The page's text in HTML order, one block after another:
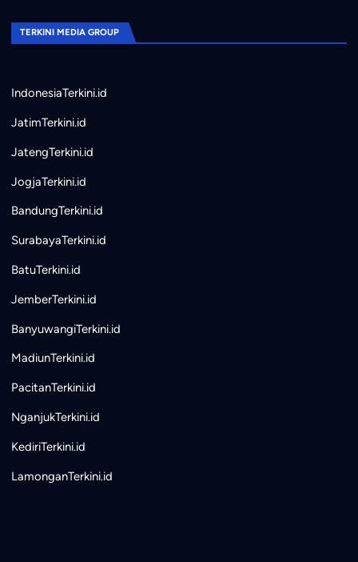
TERKINI MEDIA GROUP
IndonesiaTerkini.id
JatimTerkini.id
JatengTerkini.id
JogjaTerkini.id
BandungTerkini.id
SurabayaTerkini.id
BatuTerkini.id
JemberTerkini.id
BanyuwangiTerkini.id
MadiunTerkini.id
PacitanTerkini.id
NganjukTerkini.id
KediriTerkini.id
LamonganTerkini.id